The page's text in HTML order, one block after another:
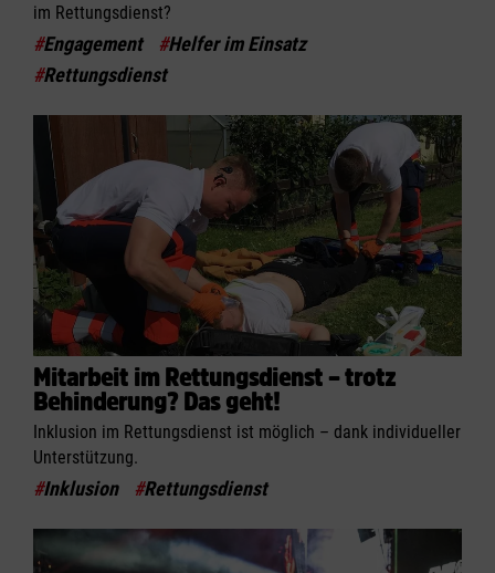
im Rettungsdienst?
#Engagement #Helfer im Einsatz
#Rettungsdienst
Mitarbeit im Rettungsdienst – trotz
Behinderung? Das geht!
Inklusion im Rettungsdienst ist möglich – dank individueller
Unterstützung.
#Inklusion #Rettungsdienst